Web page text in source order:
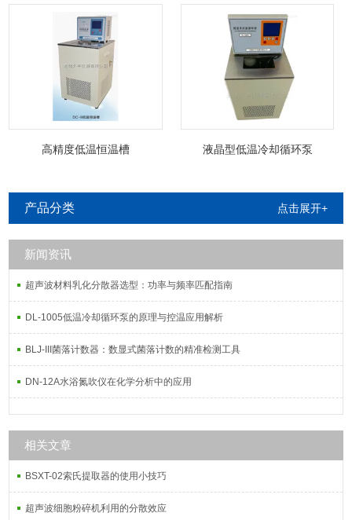
高精度低温恒温槽 液晶型低温冷却循环泵
产品分类 点击展开+
新闻资讯
超声波材料乳化分散器选型：功率与频率匹配指南
DL-1005低温冷却循环泵的原理与控温应用解析
BLJ-III菌落计数器：数显式菌落计数的精准检测工具
DN-12A水浴氮吹仪在化学分析中的应用
相关文章
BSXT-02索氏提取器的使用小技巧
超声波细胞粉碎机利用的分散效应